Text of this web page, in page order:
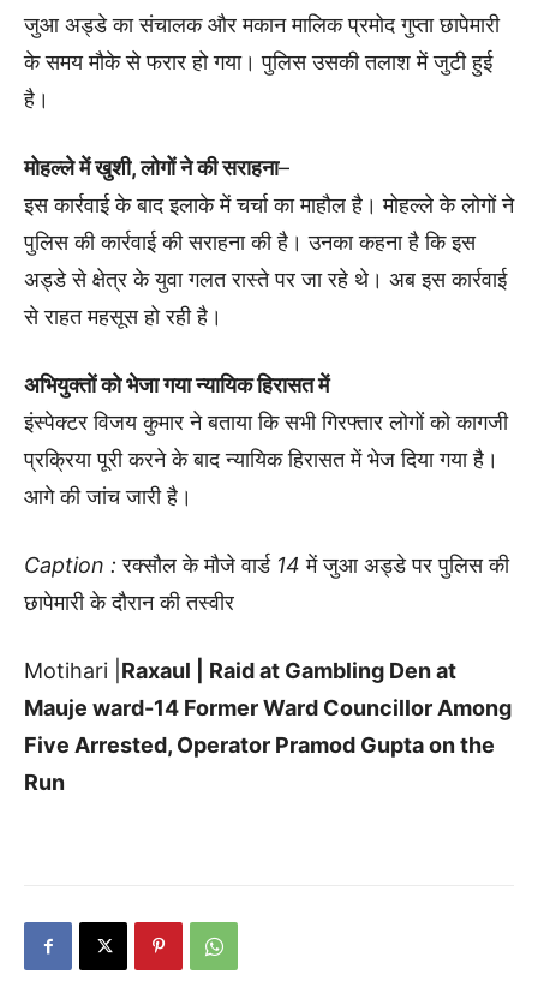
जुआ अड्डे का संचालक और मकान मालिक प्रमोद गुप्ता छापेमारी
के समय मौके से फरार हो गया। पुलिस उसकी तलाश में जुटी हुई
है।
मोहल्ले में खुशी, लोगों ने की सराहना–
इस कार्रवाई के बाद इलाके में चर्चा का माहौल है। मोहल्ले के लोगों ने
पुलिस की कार्रवाई की सराहना की है। उनका कहना है कि इस
अड्डे से क्षेत्र के युवा गलत रास्ते पर जा रहे थे। अब इस कार्रवाई
से राहत महसूस हो रही है।
अभियुक्तों को भेजा गया न्यायिक हिरासत में
इंस्पेक्टर विजय कुमार ने बताया कि सभी गिरफ्तार लोगों को कागजी
प्रक्रिया पूरी करने के बाद न्यायिक हिरासत में भेज दिया गया है।
आगे की जांच जारी है।
Caption :रक्सौल के मौजे वार्ड14में जुआ अड्डे पर पुलिस की
छापेमारी के दौरान की तस्वीर
Motihari | Raxaul | Raid at Gambling Den at
Mauje ward-14 Former Ward Councillor Among
Five Arrested, Operator Pramod Gupta on the
Run